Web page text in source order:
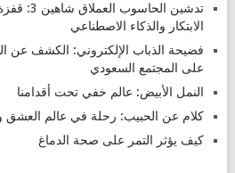
تدشين
الابتكار والذكاء الاصطناعي
فضيحة الذباب الإلكتروني: الكشف عن
على المجتمع السعودي
النمل الأبيض: عالم خفي تحت أقدامنا
كلام عن الحبيب: رحلة في عالم العشق
كيف يؤثر التمر على صحة الدماغ